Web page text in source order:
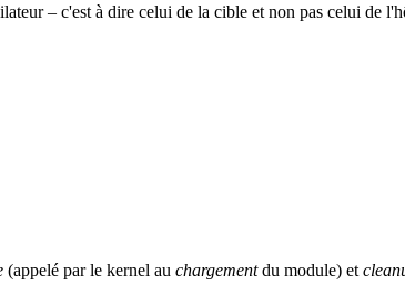
– c'est à dire celui de la cible et non pas celui de
(appelé par le kernel au chargementdu module) et